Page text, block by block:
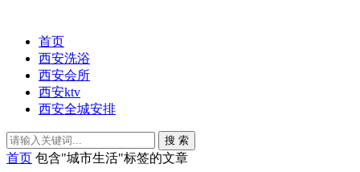
首页
西安洗浴
西安会所
西安ktv
西安全城安排
搜 索
首页 包含"城市生活"标签的文章